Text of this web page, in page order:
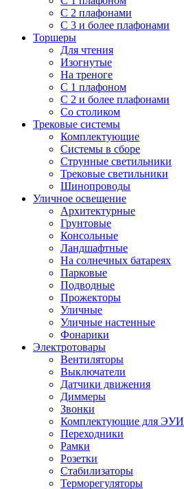
С 2 плафонами
С 3 и более плафонами
Торшеры
Для чтения
Изогнутые
На треноге
С 1 плафоном
С 2 и более плафонами
Со столиком
Трековые системы
Комплектующие
Системы в сборе
Струнные светильники
Трековые светильники
Шинопроводы
Уличное освещение
Архитектурные
Грунтовые
Консольные
Ландшафтные
На солнечных батареях
Парковые
Подводные
Прожекторы
Уличные
Уличные настенные
Фонарики
Электротовары
Вентиляторы
Выключатели
Датчики движения
Диммеры
Звонки
Комплектующие для ЭУИ
Переходники
Рамки
Розетки
Стабилизаторы
Терморегуляторы